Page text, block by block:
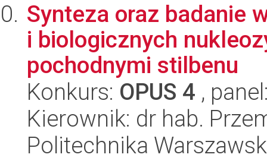
Synteza oraz badanie
i biologicznych
pochodnymi stilbenu
Konkurs: OPUS 4 ,
Kierownik: dr hab.
Politechnika